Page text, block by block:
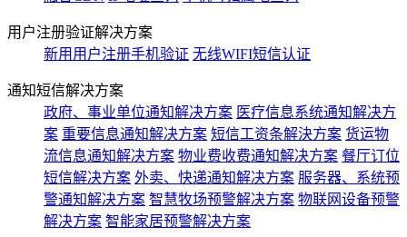
用户注册验证解决方案
新用用户注册手机验证 无线WIFI短信认证
通知短信解决方案
政府、事业单位通知解决方案 医疗信息系统通知解决方
案 重要信息通知解决方案 短信工资条解決方案 货运物
流信息通知解决方案 物业费收费通知解决方案 餐厅订位
短信解决方案 外卖、快递通知解决方案 服务器、系统预
警通知解决方案 智慧牧场预警解决方案 物联网设备预警
解决方案 智能家居预警解决方案